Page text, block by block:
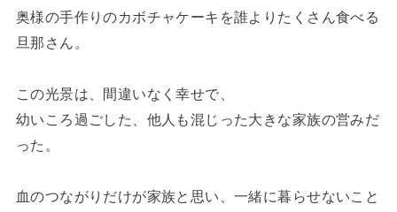
奥様の手作りのカボチャケーキを誰よりたくさん食べる
旦那さん。
この光景は、間違いなく幸せで、
幼いころ過ごした、他人も混じった大きな家族の営みだ
った。
血のつながりだけが家族と思い、一緒に暮らせないこと